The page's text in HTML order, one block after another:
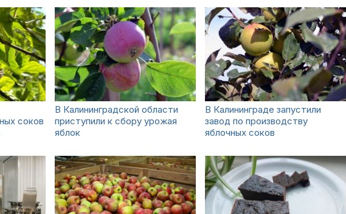
соков
В Калининградской области
приступили к сбору урожая
яблок
В Калининграде запустили
завод по производству
яблочных соков